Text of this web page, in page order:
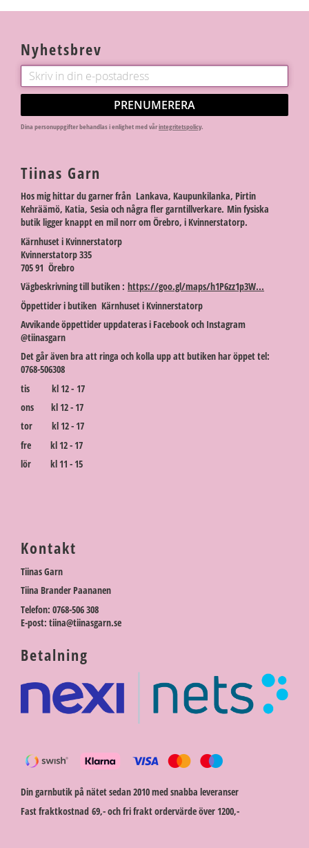
Nyhetsbrev
PRENUMERERA
Dina personuppgifter behandlas i enlighet med vårintegritetspolicy.
Tiinas Garn
Hos mig hittar du garner från Lankava, Kaupunkilanka, Pirtin
Kehräämö, Katia, Sesia och några fler garntillverkare. Min fysiska
butik ligger knappt en mil norr om Örebro, i Kvinnerstatorp.
Kärnhuset i Kvinnerstatorp
Kvinnerstatorp 335
705 91 Örebro
Vägbeskrivning till butiken : https://goo.gl/maps/h1P6zz1p3W...
Öppettider i butiken Kärnhuset i Kvinnerstatorp
Avvikande öppettider uppdateras i Facebook och Instagram
@tiinasgarn
Det går även bra att ringa och kolla upp att butiken har öppet tel:
0768-506308
tis kl 12 - 17
ons kl 12 - 17
tor kl 12 - 17
fre kl 12 - 17
lör kl 11 - 15
Kontakt
Tiinas Garn
Tiina Brander Paananen
Telefon: 0768-506 308
E-post: tiina@tiinasgarn.se
Betalning
Din garnbutik på nätet sedan 2010 med snabba leveranser
Fast fraktkostnad 69,- och fri frakt ordervärde över 1200,-